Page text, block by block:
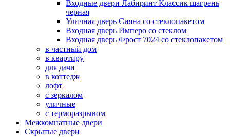
Входные двери Лабиринт Классик шагрень
черная
Уличная дверь Сияна со стеклопакетом
Входная дверь Имперо со стеклом
Входная дверь Фрост 7024 со стеклопакетом
в частный дом
в квартиру
для дачи
в коттедж
лофт
с зеркалом
уличные
с терморазрывом
Межкомнатные двери
Скрытые двери